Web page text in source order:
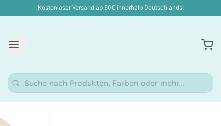
Kostenloser Versand ab 50€ innerhalb Deutschlands!